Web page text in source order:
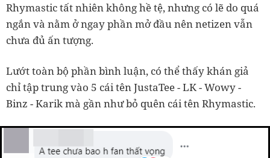
Rhymastic tất nhiên không hề tệ, nhưng có lẽ do quá
ngắn và nằm ở ngay phần mở đầu nên netizen vẫn
chưa đủ ấn tượng.
Lướt toàn bộ phần bình luận, có thể thấy khán giả
chỉ tập trung vào 5 cái tên JustaTee - LK - Wowy -
Binz - Karik mà gần như bỏ quên cái tên Rhymastic.